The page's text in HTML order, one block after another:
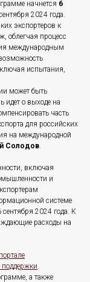
начнется 6
2024 года.
экспортеров к
облегчая процесс
международным
испытания,
может быть
идет о выходе на
часть
для российских
на международной
Солодов.
включая
и
системе
2024 года. К
расходы на
портале
поддержки.
а также